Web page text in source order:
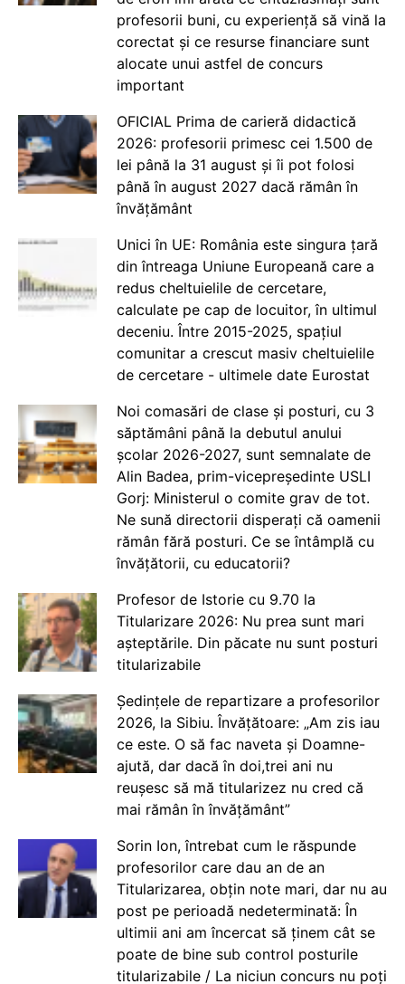
profesorii buni, cu experiență să vină la
corectat și ce resurse financiare sunt
alocate unui astfel de concurs
important
OFICIAL Prima de carieră didactică
2026: profesorii primesc cei 1.500 de
lei până la 31 august și îi pot folosi
până în august 2027 dacă rămân în
învățământ
Unici în UE: România este singura țară
din întreaga Uniune Europeană care a
redus cheltuielile de cercetare,
calculate pe cap de locuitor, în ultimul
deceniu. Între 2015-2025, spațiul
comunitar a crescut masiv cheltuielile
de cercetare - ultimele date Eurostat
Noi comasări de clase și posturi, cu 3
săptămâni până la debutul anului
școlar 2026-2027, sunt semnalate de
Alin Badea, prim-vicepreședinte USLI
Gorj: Ministerul o comite grav de tot.
Ne sună directorii disperați că oamenii
rămân fără posturi. Ce se întâmplă cu
învățătorii, cu educatorii?
Profesor de Istorie cu 9.70 la
Titularizare 2026: Nu prea sunt mari
așteptările. Din păcate nu sunt posturi
titularizabile
Ședințele de repartizare a profesorilor
2026, la Sibiu. Învățătoare: „Am zis iau
ce este. O să fac naveta și Doamne-
ajută, dar dacă în doi,trei ani nu
reușesc să mă titularizez nu cred că
mai rămân în învățământ”
Sorin Ion, întrebat cum le răspunde
profesorilor care dau an de an
Titularizarea, obțin note mari, dar nu au
post pe perioadă nedeterminată: În
ultimii ani am încercat să ținem cât se
poate de bine sub control posturile
titularizabile / La niciun concurs nu poți